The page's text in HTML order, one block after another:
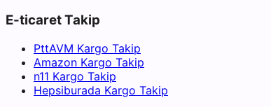
E-ticaret Takip
PttAVM Kargo Takip
Amazon Kargo Takip
n11 Kargo Takip
Hepsiburada Kargo Takip